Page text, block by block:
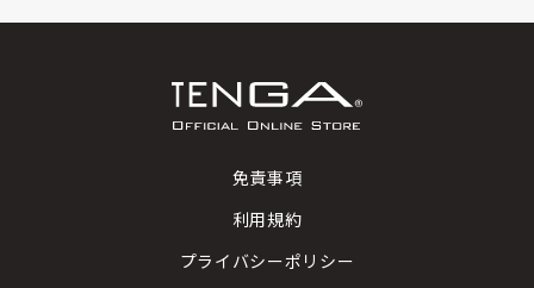
免責事項
利用規約
プライバシーポリシー